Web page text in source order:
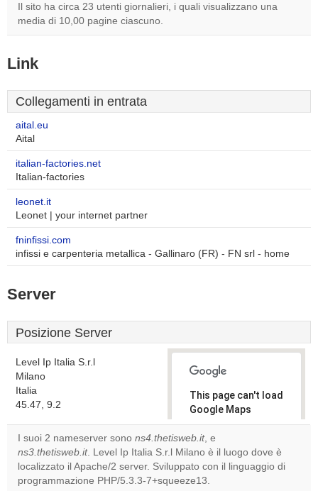
Il sito ha circa 23 utenti giornalieri, i quali visualizzano una
media di 10,00 pagine ciascuno.
Link
Collegamenti in entrata
aital.eu
Aital
italian-factories.net
Italian-factories
leonet.it
Leonet | your internet partner
fninfissi.com
infissi e carpenteria metallica - Gallinaro (FR) - FN srl - home
Server
Posizione Server
Level Ip Italia S.r.l
Milano
Italia
45.47, 9.2
This page can't load
Google Maps
correctly.
Do you
own this
website?
OK
I suoi 2 nameserver sono ns4.thetisweb.it, e
ns3.thetisweb.it. Level Ip Italia S.r.l Milano è il luogo dove è
localizzato il Apache/2 server. Sviluppato con il linguaggio di
programmazione PHP/5.3.3-7+squeeze13.